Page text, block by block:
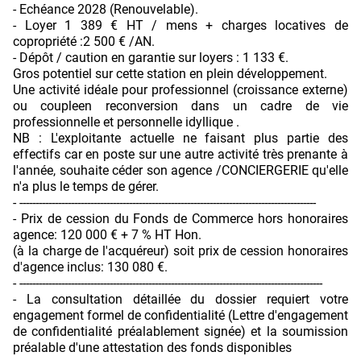
- Echéance 2028 (Renouvelable).
- Loyer 1 389 € HT / mens + charges locatives de
copropriété :2 500 € /AN.
- Dépôt / caution en garantie sur loyers : 1 133 €.
Gros potentiel sur cette station en plein développement.
Une activité idéale pour professionnel (croissance externe)
ou coupleen reconversion dans un cadre de vie
professionnelle et personnelle idyllique .
NB : L'exploitante actuelle ne faisant plus partie des
effectifs car en poste sur une autre activité très prenante à
l'année, souhaite céder son agence /CONCIERGERIE qu'elle
n'a plus le temps de gérer.
- --------------------------------------------------------------------------------------------
- Prix de cession du Fonds de Commerce hors honoraires
agence: 120 000 € + 7 % HT Hon.
(à la charge de l'acquéreur) soit prix de cession honoraires
d'agence inclus: 130 080 €.
- ----------------------------------------------------------------------------------------------
- La consultation détaillée du dossier requiert votre
engagement formel de confidentialité (Lettre d'engagement
de confidentialité préalablement signée) et la soumission
préalable d'une attestation des fonds disponibles